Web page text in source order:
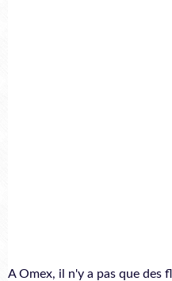
A Omex, il n'y a pas que des